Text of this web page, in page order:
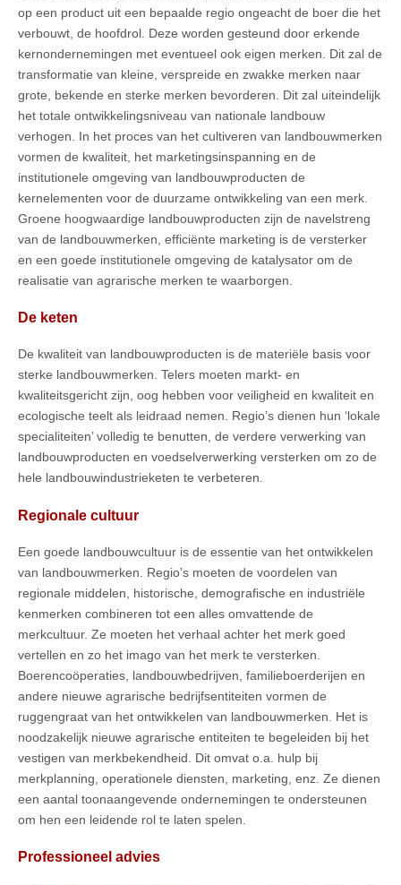
op een product uit een bepaalde regio ongeacht de boer die het
verbouwt, de hoofdrol. Deze worden gesteund door erkende
kernondernemingen met eventueel ook eigen merken. Dit zal de
transformatie van kleine, verspreide en zwakke merken naar
grote, bekende en sterke merken bevorderen. Dit zal uiteindelijk
het totale ontwikkelingsniveau van nationale landbouw
verhogen. In het proces van het cultiveren van landbouwmerken
vormen de kwaliteit, het marketingsinspanning en de
institutionele omgeving van landbouwproducten de
kernelementen voor de duurzame ontwikkeling van een merk.
Groene hoogwaardige landbouwproducten zijn de navelstreng
van de landbouwmerken, efficiënte marketing is de versterker
en een goede institutionele omgeving de katalysator om de
realisatie van agrarische merken te waarborgen.
De keten
De kwaliteit van landbouwproducten is de materiële basis voor
sterke landbouwmerken. Telers moeten markt- en
kwaliteitsgericht zijn, oog hebben voor veiligheid en kwaliteit en
ecologische teelt als leidraad nemen. Regio’s dienen hun ‘lokale
specialiteiten’ volledig te benutten, de verdere verwerking van
landbouwproducten en voedselverwerking versterken om zo de
hele landbouwindustrieketen te verbeteren.
Regionale cultuur
Een goede landbouwcultuur is de essentie van het ontwikkelen
van landbouwmerken. Regio’s moeten de voordelen van
regionale middelen, historische, demografische en industriële
kenmerken combineren tot een alles omvattende de
merkcultuur. Ze moeten het verhaal achter het merk goed
vertellen en zo het imago van het merk te versterken.
Boerencoöperaties, landbouwbedrijven, familieboerderijen en
andere nieuwe agrarische bedrijfsentiteiten vormen de
ruggengraat van het ontwikkelen van landbouwmerken. Het is
noodzakelijk nieuwe agrarische entiteiten te begeleiden bij het
vestigen van merkbekendheid. Dit omvat o.a. hulp bij
merkplanning, operationele diensten, marketing, enz. Ze dienen
een aantal toonaangevende ondernemingen te ondersteunen
om hen een leidende rol te laten spelen.
Professioneel advies